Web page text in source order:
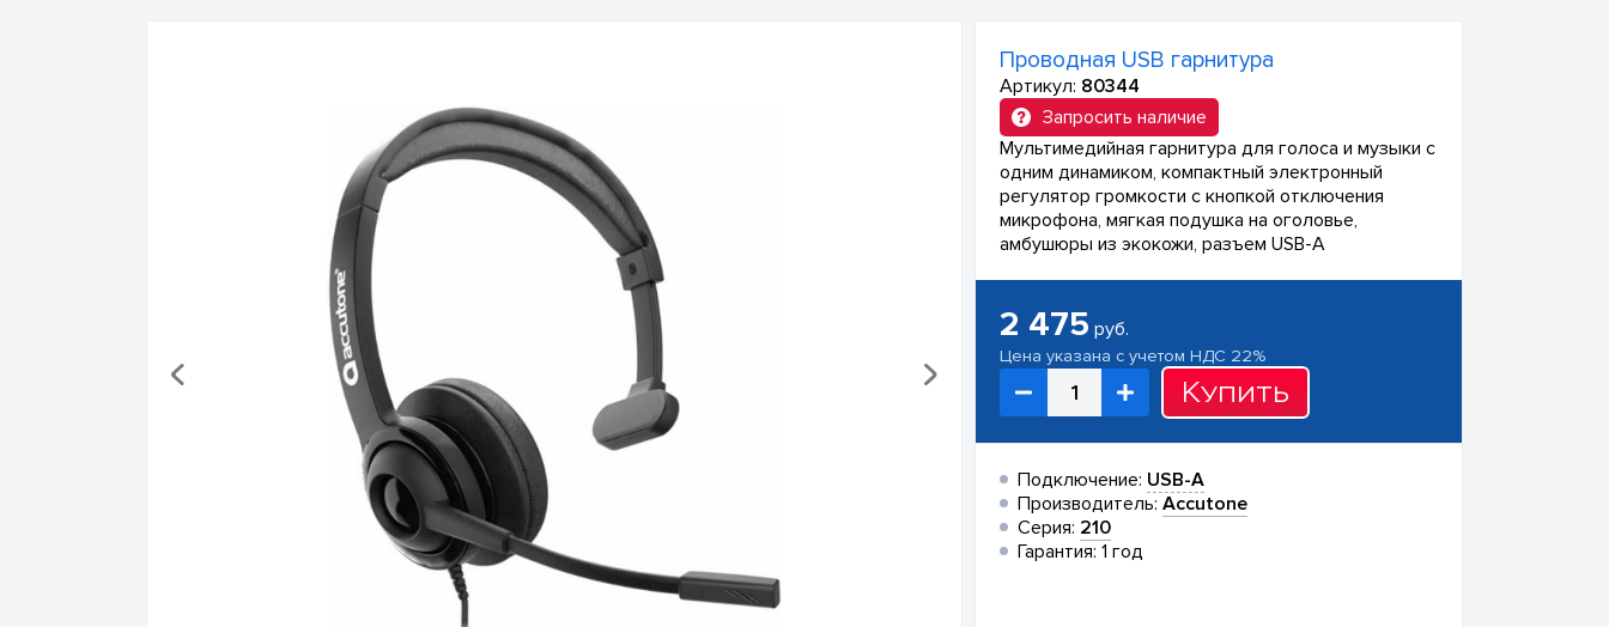
Проводная USB гарнитура
Артикул: 80344
Запросить наличие
Мультимедийная гарнитура для голоса и музыки с
одним динамиком, компактный электронный
регулятор громкости с кнопкой отключения
микрофона, мягкая подушка на оголовье,
амбушюры из экокожи, разъем USB-A
2 475 руб.
Цена указана с учетом НДС 22%
Купить
Подключение: USB-A
Производитель: Accutone
Серия: 210
Гарантия: 1 год